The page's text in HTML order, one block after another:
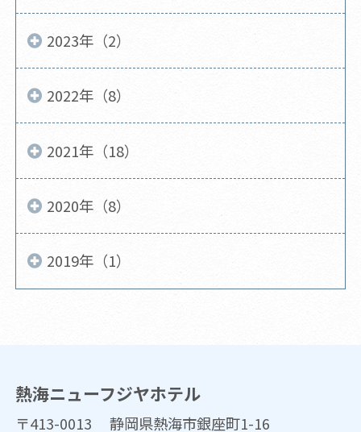
2023年（2）
2022年（8）
2021年（18）
2020年（8）
2019年（1）
熱海ニューフジヤホテル
〒413-0013 静岡県熱海市銀座町1-16